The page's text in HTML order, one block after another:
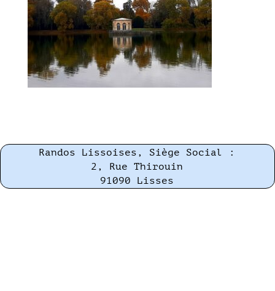
Randos Lissoises, Siège Social :
2, Rue Thirouin
91090 Lisses